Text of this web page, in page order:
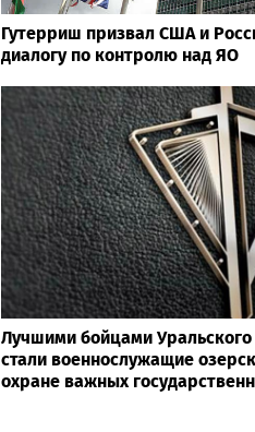
Гутерриш призвал США и
диалогу по контролю над ЯО
Лучшими бойцами Уральского
стали военнослужащие
охране важных